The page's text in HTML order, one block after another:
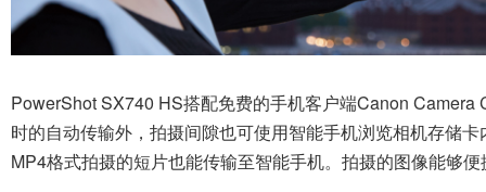
PowerShot SX740 HS搭配免费的手机客户端Canon
时的自动传输外，拍摄间隙也可使用智能手机浏览相机存储
MP4格式拍摄的短片也能传输至智能手机。拍摄的图像能够